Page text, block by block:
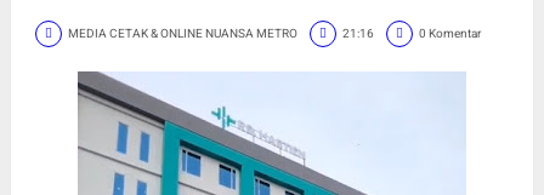
MEDIA CETAK & ONLINE NUANSA METRO 21:16 0 Komentar